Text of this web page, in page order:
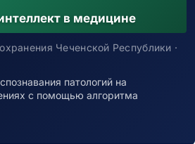
в медицине
Чеченской Республики ·
патологий на
с помощью алгоритма